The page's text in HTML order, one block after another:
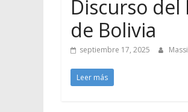
Discurso
de Bolivia
septiembre 17, 2025
Leer más